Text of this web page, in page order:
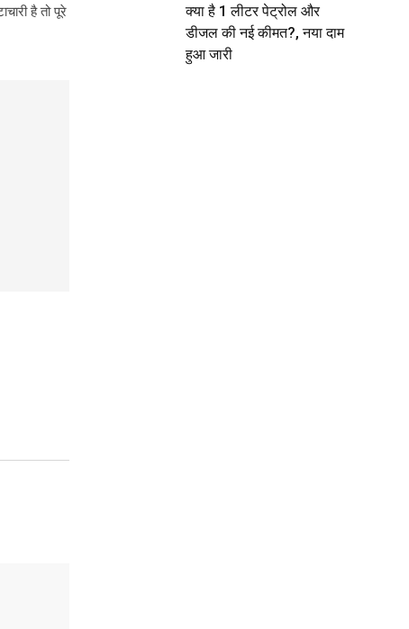
है तो पूरे
क्या है 1 लीटर पेट्रोल और
डीजल की नई कीमत?, नया दाम
हुआ जारी